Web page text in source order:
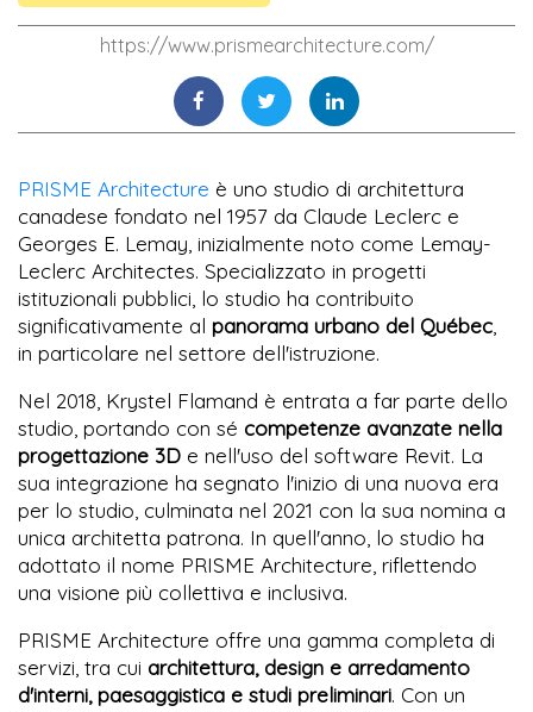
https://www.prismearchitecture.com/
PRISME Architecture è uno studio di architettura
canadese fondato nel 1957 da Claude Leclerc e
Georges E. Lemay, inizialmente noto come Lemay-
Leclerc Architectes. Specializzato in progetti
istituzionali pubblici, lo studio ha contribuito
significativamente al panorama urbano del Québec
in particolare nel settore dell'istruzione.
Nel 2018, Krystel Flamand è entrata a far parte dello
studio, portando con sé competenze avanzate nella
progettazione 3D e nell'uso del software Revit. La
sua integrazione ha segnato l'inizio di una nuova era
per lo studio, culminata nel 2021 con la sua nomina a
unica architetta patrona. In quell'anno, lo studio ha
adottato il nome PRISME Architecture, riflettendo
una visione più collettiva e inclusiva.
PRISME Architecture offre una gamma completa di
servizi, tra cui architettura, design e arredamento
d'interni, paesaggistica e studi preliminari. Con un